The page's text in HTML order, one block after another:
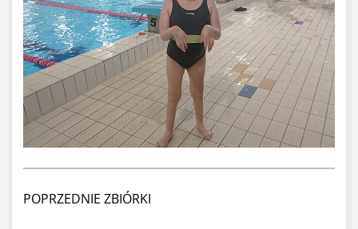
POPRZEDNIE ZBIÓRKI